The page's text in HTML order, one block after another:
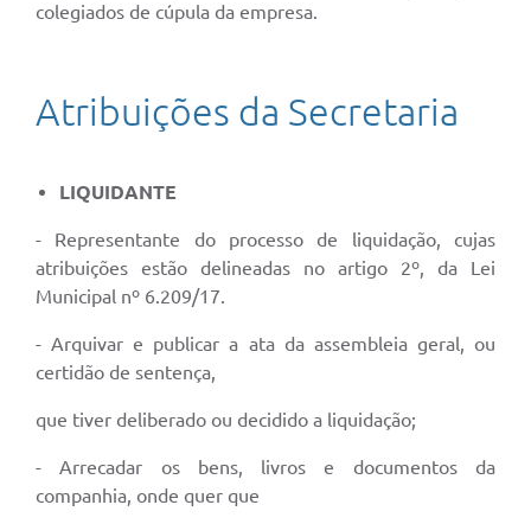
colegiados de cúpula da empresa.
Atribuições da Secretaria
LIQUIDANTE
- Representante do processo de liquidação, cujas
atribuições estão delineadas no artigo 2º, da Lei
Municipal nº 6.209/17.
- Arquivar e publicar a ata da assembleia geral, ou
certidão de sentença,
que tiver deliberado ou decidido a liquidação;
- Arrecadar os bens, livros e documentos da
companhia, onde quer que